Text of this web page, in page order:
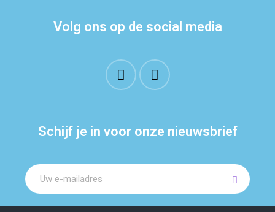
Volg ons op de social media
Schijf je in voor onze nieuwsbrief